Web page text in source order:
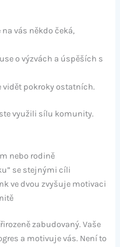
na vás někdo čeká,
o výzvách a úspěších s
vidět pokroky ostatních.
využili sílu komunity.
nebo rodině
se stejnými cíli
ve dvou zvyšuje motivaci
zabudovaný. Vaše
a motivuje vás. Není to